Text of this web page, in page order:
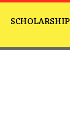
SCHOLARSHIP